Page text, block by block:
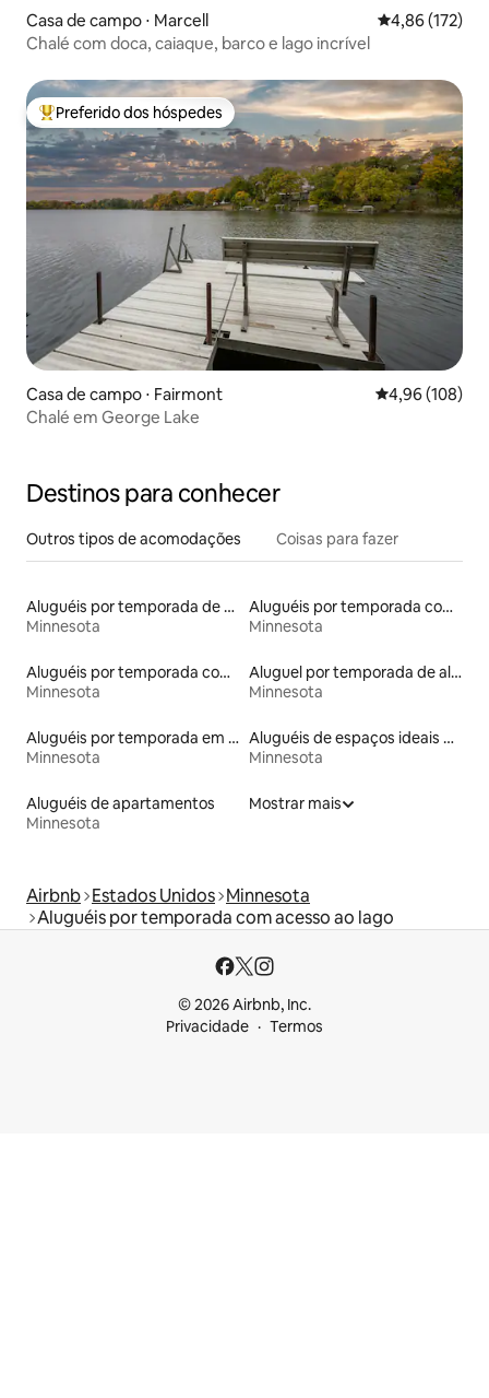
Casa de campo ⋅ Marcell 4,86 de uma
4,86 (172)
Chalé com doca, caiaque, barco e lago incrível
Entre os melhores preferidos dos hóspedes
Preferido dos hóspedes
Casa de campo ⋅ Fairmont 4,96 de uma
4,96 (108)
Chalé em George Lake
Destinos para conhecer
Outros tipos de acomodações Coisas para fazer
Aluguéis por temporada de celeiros
Minnesota
Aluguéis por temporada com café da manhã
Minnesota
Aluguéis por temporada com caiaque
Minnesota
Aluguel por temporada de alojamentos ecológicos
Minnesota
Aluguéis por temporada em acampamentos
Minnesota
Aluguéis de espaços ideais para famílias
Minnesota
Aluguéis de apartamentos
Minnesota
Mostrar mais
Airbnb Estados Unidos Minnesota
Aluguéis por temporada com acesso ao lago
© 2026 Airbnb, Inc.
Privacidade
Termos